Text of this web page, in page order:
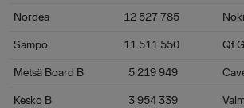
Nordea 12 527 785
Sampo 11 511 550 Qt
Metsä Board B 5 219 949
Kesko B 3 954 339